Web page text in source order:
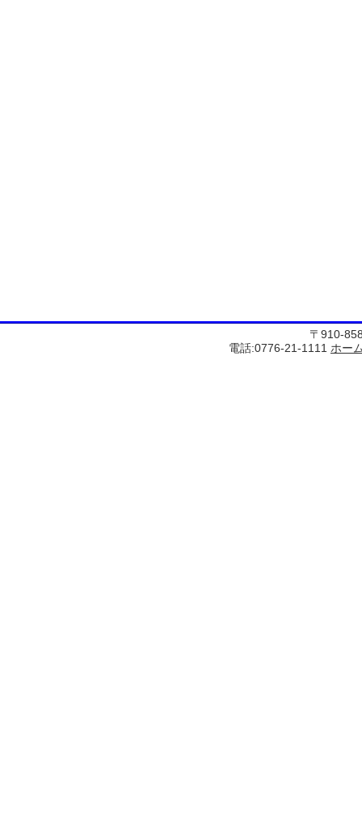
〒910-
電話:0776-21-1111 ホー